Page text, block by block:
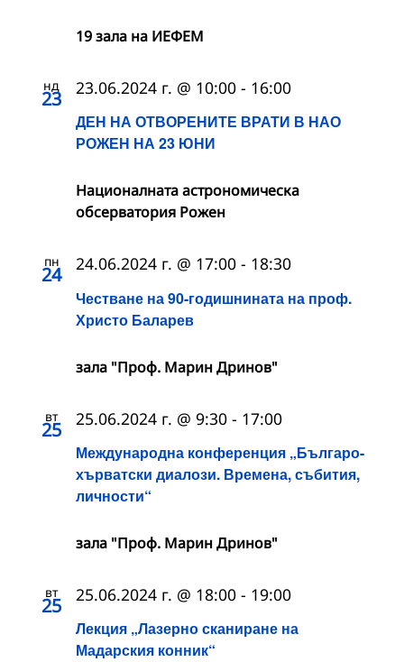
19 зала на ИЕФЕМ
нд
23
ДЕН НА ОТВОРЕНИТЕ ВРАТИ В НАО
РОЖЕН НА 23 ЮНИ
23.06.2024 г. @ 10:00 - 16:00
Националната астрономическа
обсерватория Рожен
пн
24
Честване на 90-годишнината на проф.
Христо Баларев
24.06.2024 г. @ 17:00 - 18:30
зала "Проф. Марин Дринов"
вт
25
Международна конференция „Българо-
хърватски диалози. Времена, събития,
личности“
25.06.2024 г. @ 9:30 - 17:00
зала "Проф. Марин Дринов"
вт
25
Лекция „Лазерно сканиране на
Мадарския конник“
25.06.2024 г. @ 18:00 - 19:00